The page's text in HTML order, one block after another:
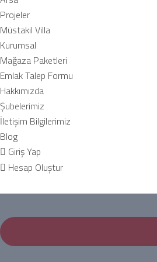
Projeler
Müstakil Villa
Kurumsal
Mağaza Paketleri
Emlak Talep Formu
Hakkımızda
Şubelerimiz
İletişim Bilgilerimiz
Blog
Giriş Yap
Hesap Oluştur